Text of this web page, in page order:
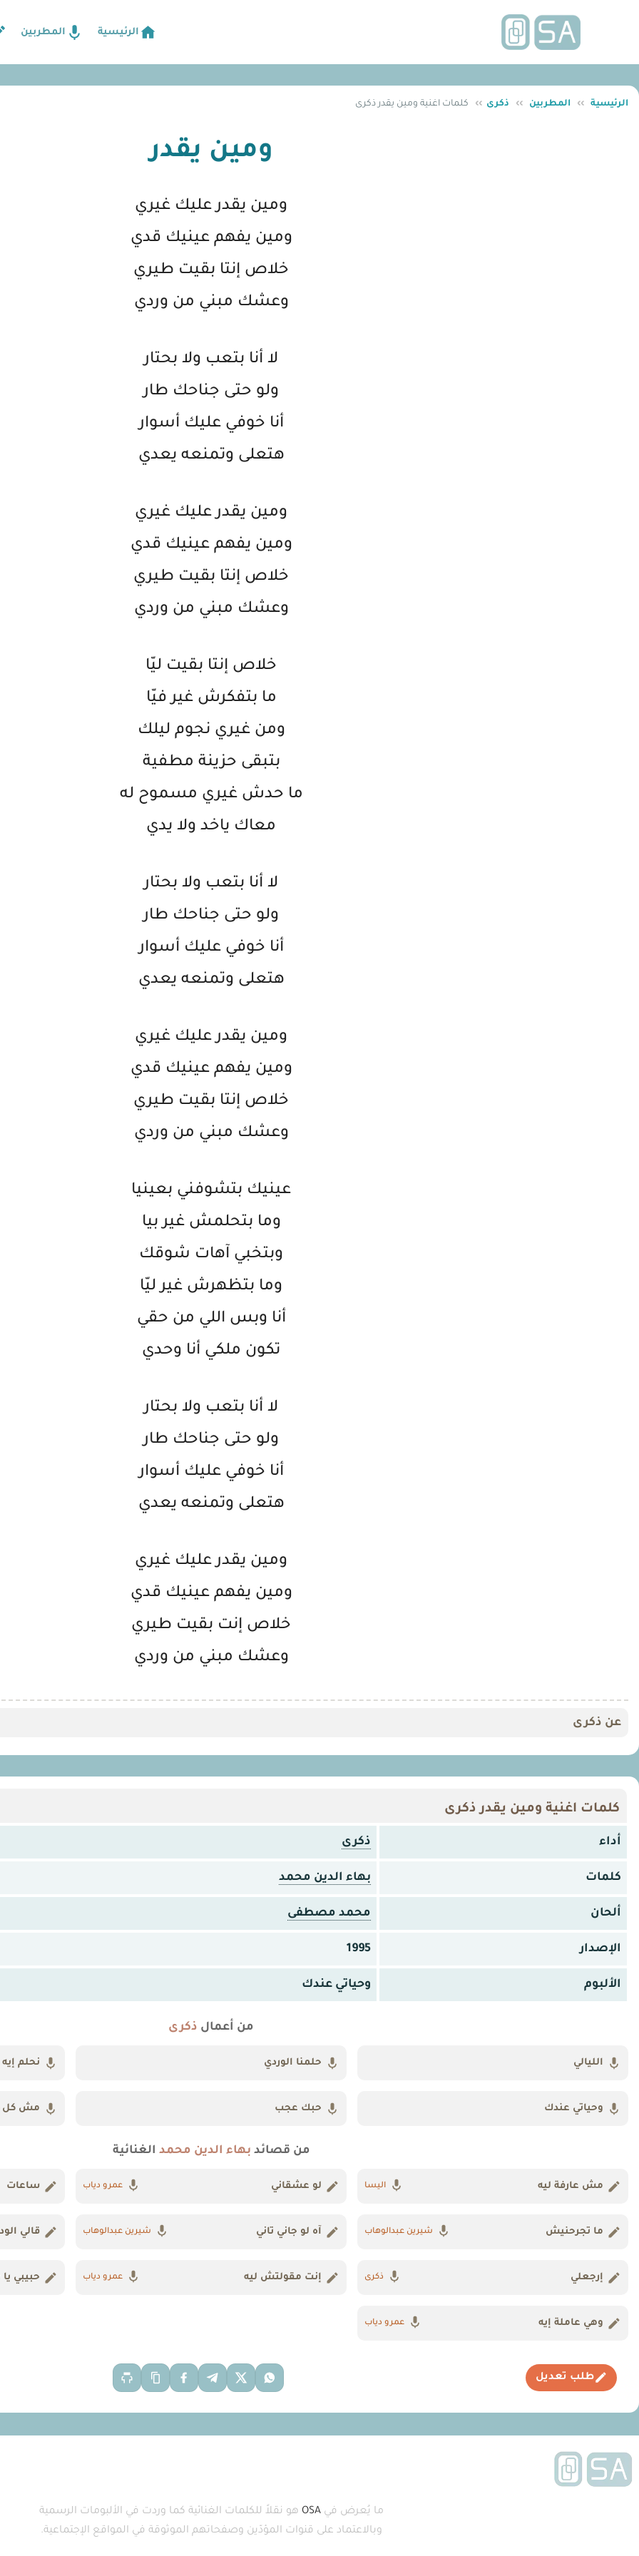
الرئيسية المطربين
الرئيسية ›› المطربين ›› ذكرى ›› كلمات اغنية ومين يقدر ذكرى
ومين يقدر
ومين يقدر عليك غيري
ومين يفهم عينيك قدي
خلاص إنتا بقيت طيري
وعشك مبني من وردي
لا أنا بتعب ولا بحتار
ولو حتى جناحك طار
أنا خوفي عليك أسوار
هتعلى وتمنعه يعدي
ومين يقدر عليك غيري
ومين يفهم عينيك قدي
خلاص إنتا بقيت طيري
وعشك مبني من وردي
خلاص إنتا بقيت ليّا
ما بتفكرش غير فيّا
ومن غيري نجوم ليلك
بتبقى حزينة مطفية
ما حدش غيري مسموح له
معاك ياخد ولا يدي
لا أنا بتعب ولا بحتار
ولو حتى جناحك طار
أنا خوفي عليك أسوار
هتعلى وتمنعه يعدي
ومين يقدر عليك غيري
ومين يفهم عينيك قدي
خلاص إنتا بقيت طيري
وعشك مبني من وردي
عينيك بتشوفني بعينيا
وما بتحلمش غير بيا
وبتخبي آهات شوقك
وما بتظهرش غير ليّا
أنا وبس اللي من حقي
تكون ملكي أنا وحدي
لا أنا بتعب ولا بحتار
ولو حتى جناحك طار
أنا خوفي عليك أسوار
هتعلى وتمنعه يعدي
ومين يقدر عليك غيري
ومين يفهم عينيك قدي
خلاص إنت بقيت طيري
وعشك مبني من وردي
عن ذكرى
كلمات اغنية ومين يقدر ذكرى
أداء ذكرى
كلمات بهاء الدين محمد
ألحان محمد مصطفى
الإصدار 1995
الألبوم وحياتي عندك
من أعمال ذكرى
الليالي حلمنا الوردي نحلم إيه
وحياتي عندك حبك عجب مش كل
من قصائد بهاء الدين محمد الغنائية
مش عارفة ليه اليسا لو عشقاني عمرو دياب ساعات
ما تجرحنيش شيرين عبدالوهاب آه لو جاني تاني شيرين عبدالوهاب قالي
إرجعلي ذكرى إنت مقولتش ليه عمرو دياب حبيبي
وهي عاملة إيه عمرو دياب
طلب تعديل
ما يُعرض فيOSA هو نقلاً للكلمات الغنائية كما وردت في الألبومات الرسمية
وبالاعتماد على قنوات المؤدّين وصفحاتهم الموثوقة في المواقع الإجتماعية.